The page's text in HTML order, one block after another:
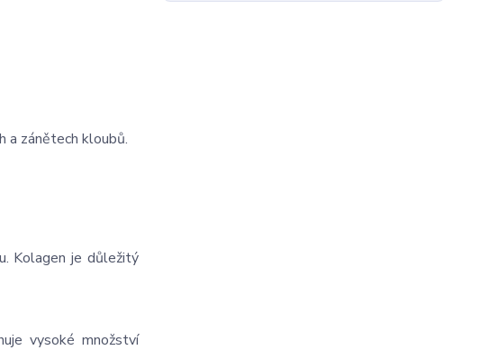
a zánětech kloubů.
Kolagen je důležitý
vysoké množství